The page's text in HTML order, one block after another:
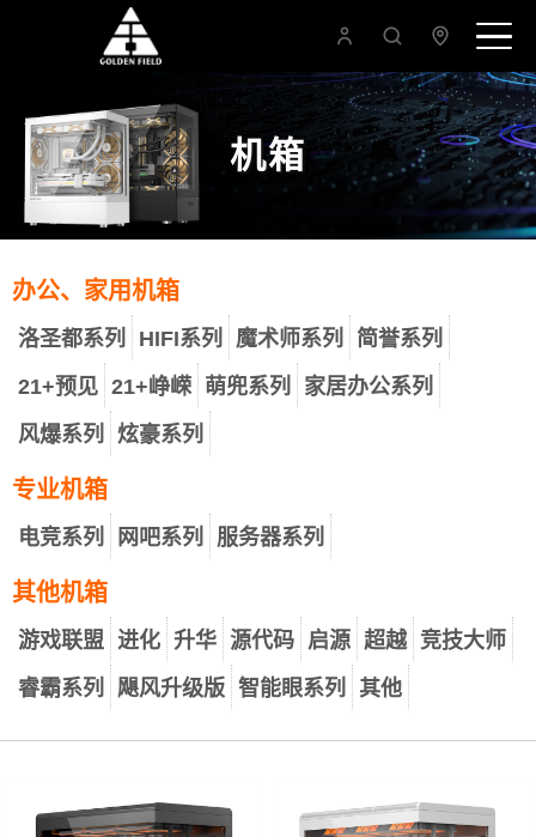
机箱
办公、家用机箱
洛圣都系列 HIFI系列 魔术师系列
简誉系列
21+预见 21+峥嵘 萌兜系列
家居办公系列
风爆系列
炫豪系列
专业机箱
电竞系列 网吧系列 服务器系列
其他机箱
游戏联盟 进化 升华 源代码 启源 超越 竞技大师
睿霸系列
飓风升级版 智能眼系列 其他